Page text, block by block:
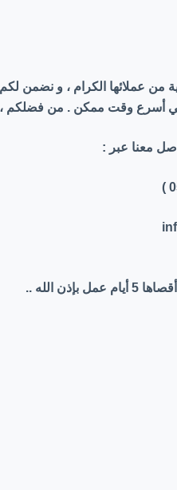
من عملائها الكرام ، و
أسرع وقت ممكن . من فضلكم ،
معنا عبر :
الله ..